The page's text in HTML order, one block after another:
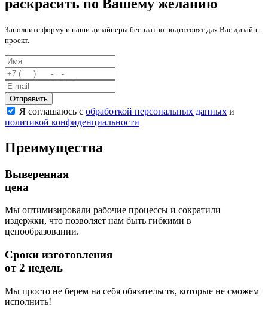
раскрасить по Вашему желанию
Заполните форму и наши дизайнеры бесплатно подготовят для Вас дизайн-
проект.
Отправить
Я соглашаюсь с обработкой персональных данных и
политикой конфиденциальности
Преимущества
Выверенная
цена
Мы оптимизировали рабочие процессы и сократили
издержки, что позволяет нам быть гибкими в
ценообразовании.
Сроки изготовления
от 2 недель
Мы просто не берем на себя обязательств, которые не сможем
исполнить!